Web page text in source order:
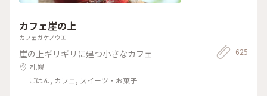
カフェ崖の上
カフェガケノウエ
崖の上ギリギリに建つ小さなカフェ
札幌
ごはん, カフェ, スイーツ・お菓子
625